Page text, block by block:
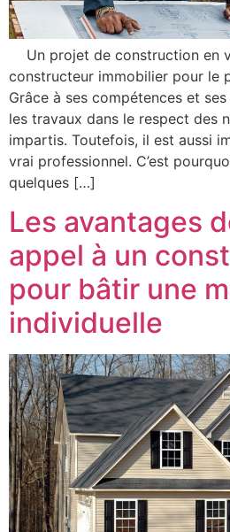
Un projet de construction en
constructeur immobilier pour le
Grâce à ses compétences et
les travaux dans le respect des
impartis. Toutefois, il est aussi
vrai professionnel. C’est
quelques […]
Les avantages
appel à un
pour bâtir une
individuelle